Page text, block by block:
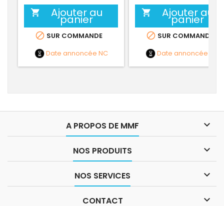
 Ajouter au
panier
 SUR COMMANDE
Date annoncée NC
 Ajouter au
panier
 SUR COMMANDE
Date annoncée
A PROPOS DE MMF 
NOS PRODUITS 
NOS SERVICES 
CONTACT 